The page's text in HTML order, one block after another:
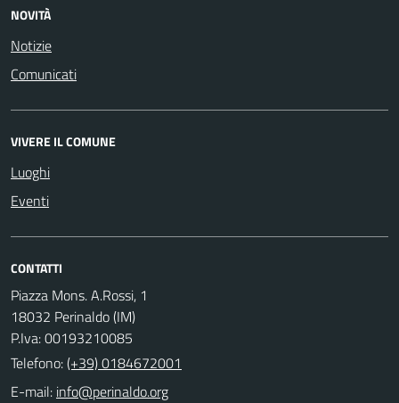
NOVITÀ
Notizie
Comunicati
VIVERE IL COMUNE
Luoghi
Eventi
CONTATTI
Piazza Mons. A.Rossi, 1
18032 Perinaldo (IM)
P.Iva: 00193210085
Telefono:(+39) 0184672001
E-mail: